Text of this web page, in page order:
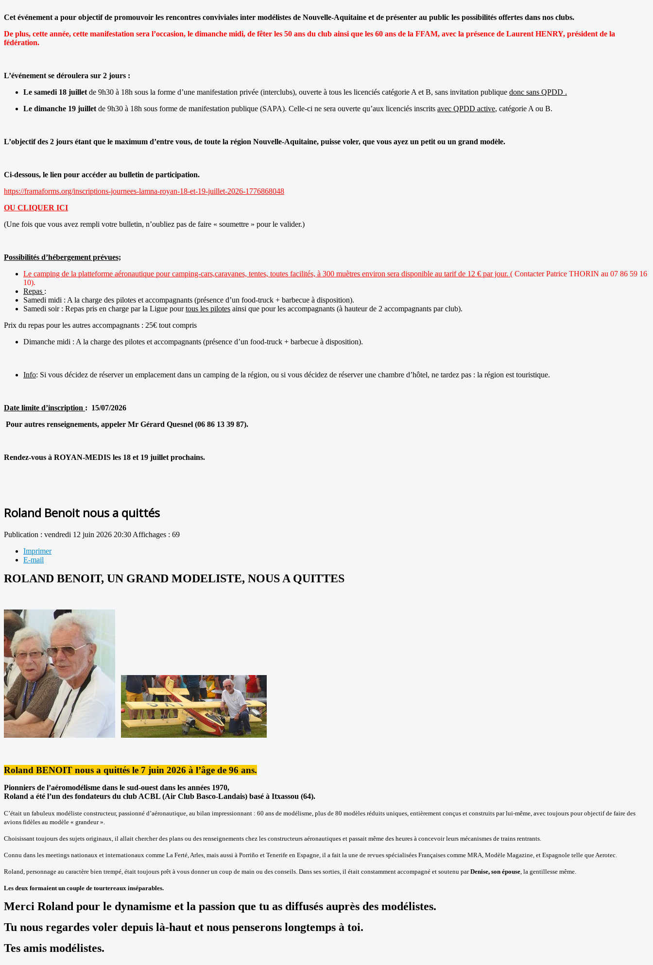
Cet événement a pour objectif de promouvoir les rencontres conviviales inter modélistes de Nouvelle-Aquitaine et de présenter au public les possibilités offertes dans nos clubs.
De plus, cette année, cette manifestation sera l’occasion, le dimanche midi, de fêter les 50 ans du club ainsi que les 60 ans de la FFAM, avec la présence de Laurent HENRY, président de la
fédération.
L’événement se déroulera sur 2 jours :
Le samedi 18 juillet de 9h30 à 18h sous la forme d’une manifestation privée (interclubs), ouverte à tous les licenciés catégorie A et B, sans invitation publique donc sans QPDD .
Le dimanche 19 juillet de 9h30 à 18h sous forme de manifestation publique (SAPA). Celle-ci ne sera ouverte qu’aux licenciés inscrits avec QPDD active, catégorie A ou B.
L’objectif des 2 jours étant que le maximum d’entre vous, de toute la région Nouvelle-Aquitaine, puisse voler, que vous ayez un petit ou un grand modèle.
Ci-dessous, le lien pour accéder au bulletin de participation.
https://framaforms.org/inscriptions-journees-lamna-royan-18-et-19-juillet-2026-1776868048
OU CLIQUER ICI
(Une fois que vous avez rempli votre bulletin, n’oubliez pas de faire « soumettre » pour le valider.)
Possibilités d’hébergement prévues;
Le camping de la platteforme aéronautique pour camping-cars,caravanes, tentes, toutes facilités, à 300 muètres environ sera disponible au tarif de 12 € par jour. ( Contacter Patrice THORIN au 07 86 59 16
10).
Repas :
Samedi midi : A la charge des pilotes et accompagnants (présence d’un food-truck + barbecue à disposition).
Samedi soir : Repas pris en charge par la Ligue pourtous les pilotes ainsi que pour les accompagnants (à hauteur de 2 accompagnants par club).
Prix du repas pour les autres accompagnants : 25€ tout compris
Dimanche midi : A la charge des pilotes et accompagnants (présence d’un food-truck + barbecue à disposition).
Info: Si vous décidez de réserver un emplacement dans un camping de la région, ou si vous décidez de réserver une chambre d’hôtel, ne tardez pas : la région est touristique.
Date limite d’inscription : 15/07/2026
Pour autres renseignements, appeler Mr Gérard Quesnel (06 86 13 39 87).
Rendez-vous à ROYAN-MEDIS les 18 et 19 juillet prochains.
Roland Benoit nous a quittés
Publication : vendredi 12 juin 2026 20:30 Affichages : 69
Imprimer
E-mail
ROLAND BENOIT, UN GRAND MODELISTE, NOUS A QUITTES
Roland BENOIT nous a quittés le 7 juin 2026 à l’âge de 96 ans.
Pionniers de l’aéromodélisme dans le sud-ouest dans les années 1970,
Roland a été l’un des fondateurs du club ACBL (Air Club Basco-Landais) basé à Itxassou (64).
C’était un fabuleux modéliste constructeur, passionné d’aéronautique, au bilan impressionnant : 60 ans de modélisme, plus de 80 modèles réduits uniques, entièrement conçus et construits par lui-même, avec toujours pour objectif de faire des
avions fidèles au modèle « grandeur ».
Choisissant toujours des sujets originaux, il allait chercher des plans ou des renseignements chez les constructeurs aéronautiques et passait même des heures à concevoir leurs mécanismes de trains rentrants.
Connu dans les meetings nationaux et internationaux comme La Ferté, Arles, mais aussi à Porriño et Tenerife en Espagne, il a fait la une de revues spécialisées Françaises comme MRA, Modèle Magazine, et Espagnole telle que Aerotec.
Roland, personnage au caractère bien trempé, était toujours prêt à vous donner un coup de main ou des conseils. Dans ses sorties, il était constamment accompagné et soutenu parDenise, son épouse , la gentillesse même.
Les deux formaient un couple de tourtereaux inséparables.
Merci Roland pour le dynamisme et la passion que tu as diffusés auprès des modélistes.
Tu nous regardes voler depuis là-haut et nous penserons longtemps à toi.
Tes amis modélistes.